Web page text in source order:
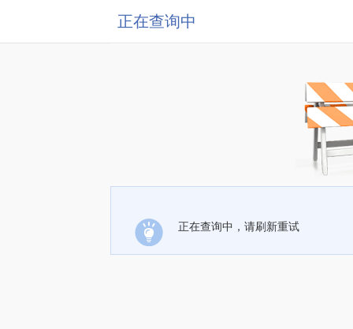
正在查询中
正在查询中，请刷新重试